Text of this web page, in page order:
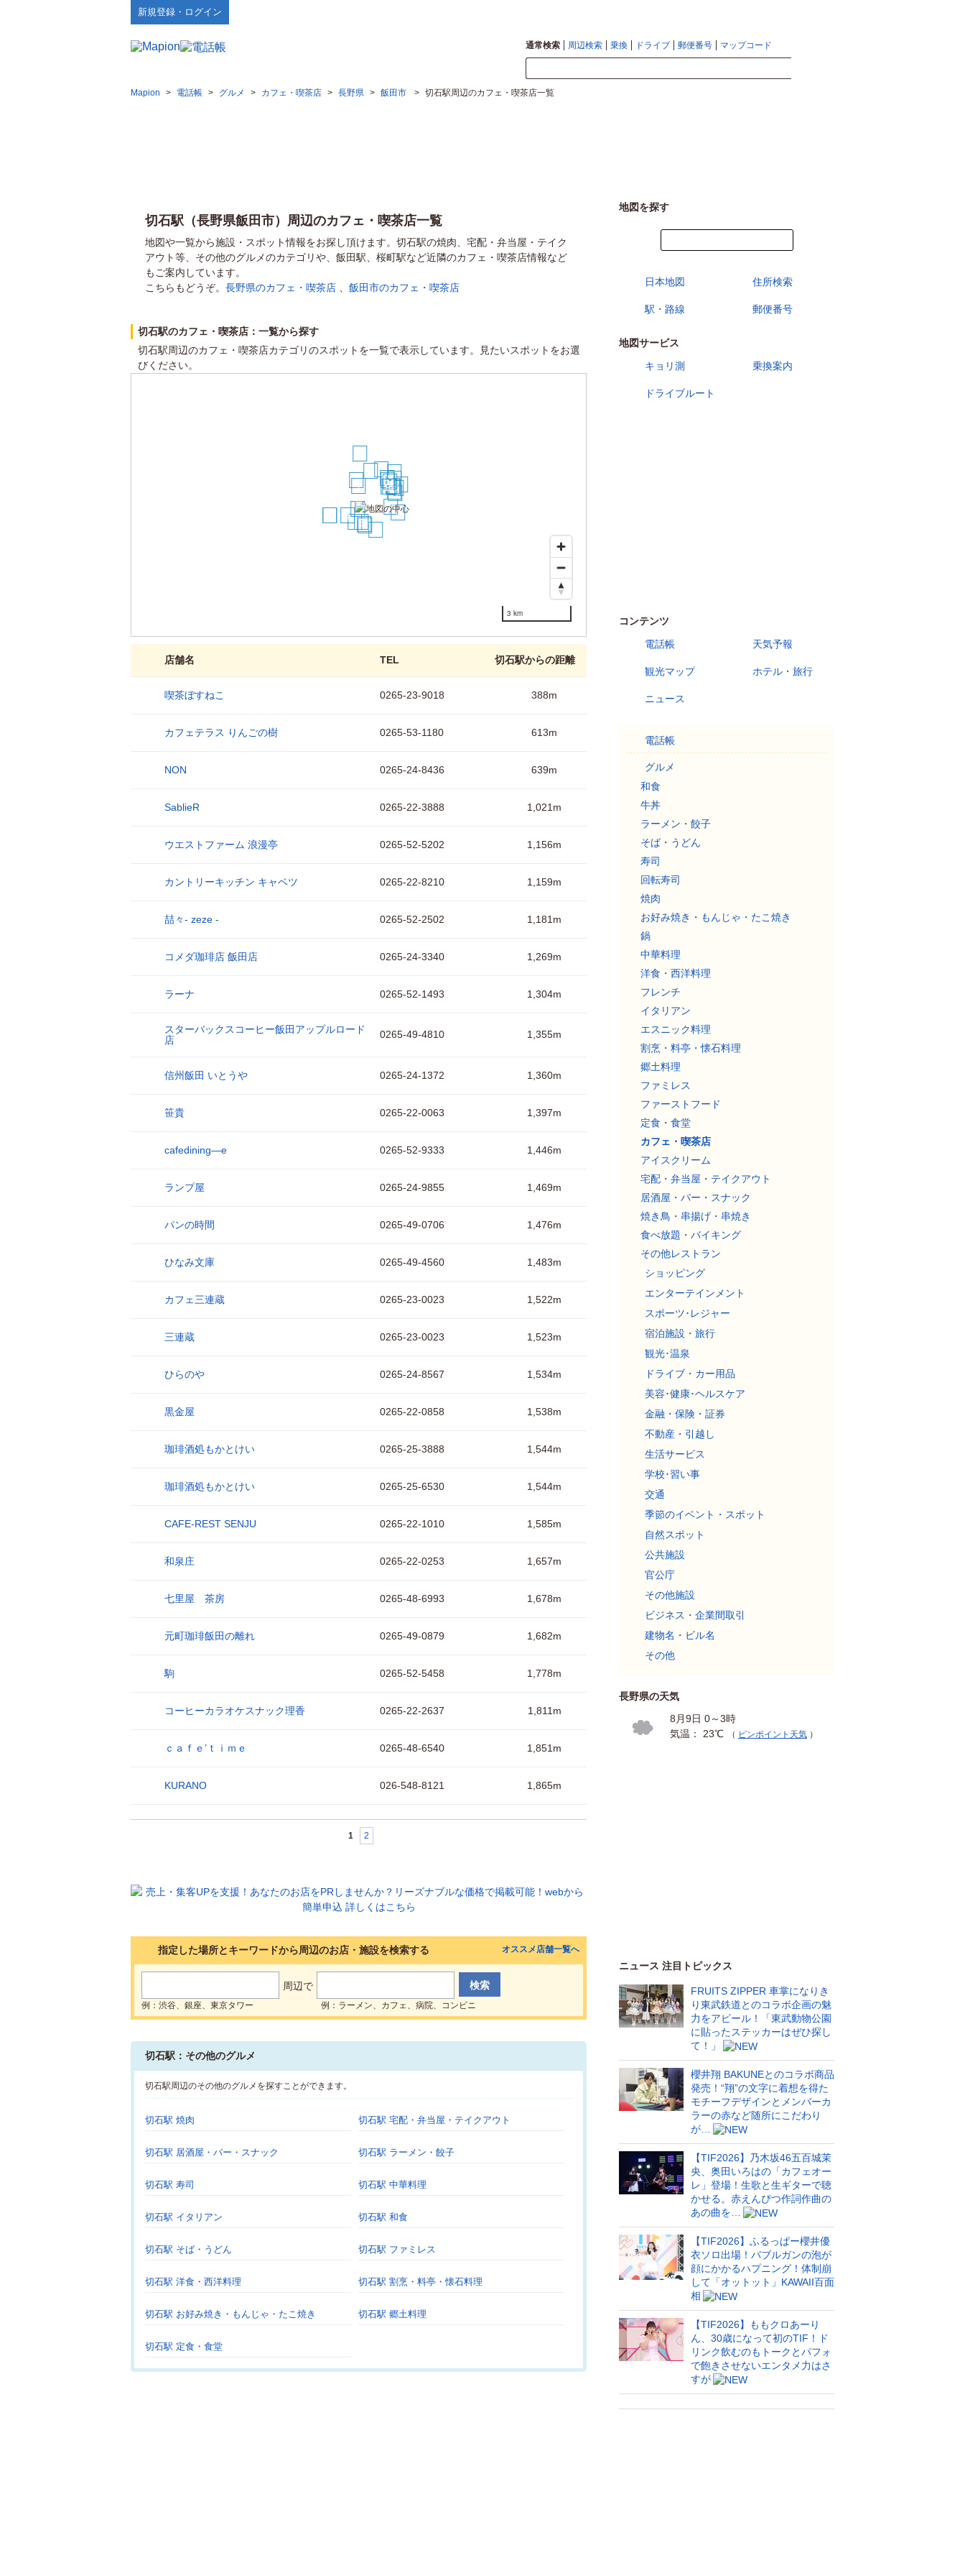
新規登録・ログイン
通常検索 周辺検索 乗換 ドライブ 郵便番号 マップコード
Mapion > 電話帳 > グルメ > カフェ・喫茶店 > 長野県 > 飯田市 > 切石駅周辺のカフェ・喫茶店一覧
切石駅（長野県飯田市）周辺のカフェ・喫茶店一覧
地図や一覧から施設・スポット情報をお探し頂けます。切石駅の焼肉、宅配・弁当屋・テイク
アウト等、その他のグルメのカテゴリや、飯田駅、桜町駅など近隣のカフェ・喫茶店情報など
もご案内しています。
こちらもどうぞ。 長野県のカフェ・喫茶店 飯田市のカフェ・喫茶店
切石駅のカフェ・喫茶店：一覧から探す
切石駅周辺のカフェ・喫茶店カテゴリのスポットを一覧で表示しています。見たいスポットをお選
びください。
1
2
3
4 6
7 8
9
10
11
12
13
14
15
16
17
18
19
20
23
24
25
26
28
29
30
3 km
店舗名 TEL 切石駅からの距離
喫茶ぼすねこ 0265-23-9018 388m
カフェテラス りんごの樹 0265-53-1180 613m
NON 0265-24-8436 639m
SablieR 0265-22-3888 1,021m
ウエストファーム 浪漫亭 0265-52-5202 1,156m
カントリーキッチン キャベツ 0265-22-8210 1,159m
喆々- zeze - 0265-52-2502 1,181m
コメダ珈琲店 飯田店 0265-24-3340 1,269m
ラーナ 0265-52-1493 1,304m
スターバックスコーヒー飯田アップルロード
店
0265-49-4810 1,355m
信州飯田 いとうや 0265-24-1372 1,360m
笹貴 0265-22-0063 1,397m
cafedining―e 0265-52-9333 1,446m
ランプ屋 0265-24-9855 1,469m
パンの時間 0265-49-0706 1,476m
ひなみ文庫 0265-49-4560 1,483m
カフェ三連蔵 0265-23-0023 1,522m
三連蔵 0265-23-0023 1,523m
ひらのや 0265-24-8567 1,534m
黒金屋 0265-22-0858 1,538m
珈琲酒処もかとけい 0265-25-3888 1,544m
珈琲酒処もかとけい 0265-25-6530 1,544m
CAFE-REST SENJU 0265-22-1010 1,585m
和泉庄 0265-22-0253 1,657m
七里屋 茶房 0265-48-6993 1,678m
元町珈琲飯田の離れ 0265-49-0879 1,682m
駒 0265-52-5458 1,778m
コーヒーカラオケスナック理香 0265-22-2637 1,811m
ｃａｆｅ’ｔｉｍｅ 0265-48-6540 1,851m
KURANO 026-548-8121 1,865m
1 2
指定した場所とキーワードから周辺のお店・施設を検索する
周辺で
例：渋谷、銀座、東京タワー 例：ラーメン、カフェ、病院、コンビニ
オススメ店舗一覧へ
切石駅：その他のグルメ
切石駅周辺のその他のグルメを探すことができます。
切石駅 焼肉 切石駅 宅配・弁当屋・テイクアウト
切石駅 居酒屋・バー・スナック 切石駅 ラーメン・餃子
切石駅 寿司 切石駅 中華料理
切石駅 イタリアン 切石駅 和食
切石駅 そば・うどん 切石駅 ファミレス
切石駅 洋食・西洋料理 切石駅 割烹・料亭・懐石料理
切石駅 お好み焼き・もんじゃ・たこ焼き 切石駅 郷土料理
切石駅 定食・食堂
地図を探す
日本地図 住所検索
駅・路線 郵便番号
地図サービス
キョリ測
乗換案内
ドライブルート
コンテンツ
電話帳
天気予報
観光マップ ホテル・旅行
ニュース
電話帳
グルメ
和食
牛丼
ラーメン・餃子
そば・うどん
寿司
回転寿司
焼肉
お好み焼き・もんじゃ・たこ焼き
鍋
中華料理
洋食・西洋料理
フレンチ
イタリアン
エスニック料理
割烹・料亭・懐石料理
郷土料理
ファミレス
ファーストフード
定食・食堂
カフェ・喫茶店
アイスクリーム
宅配・弁当屋・テイクアウト
居酒屋・バー・スナック
焼き鳥・串揚げ・串焼き
食べ放題・バイキング
その他レストラン
ショッピング
エンターテインメント
スポーツ･レジャー
宿泊施設・旅行
観光･温泉
ドライブ・カー用品
美容･健康･ヘルスケア
金融・保険・証券
不動産・引越し
生活サービス
学校･習い事
交通
季節のイベント・スポット
自然スポット
公共施設
官公庁
その他施設
ビジネス・企業間取引
建物名・ビル名
その他
長野県の天気
8月9日 0～3時
気温： 23℃
（ ピンポイント天気 ）
ニュース 注目トピックス
FRUITS ZIPPER 車掌になりき
り東武鉄道とのコラボ企画の魅
力をアピール！「東武動物公園
に貼ったステッカーはぜひ探し
て！」
櫻井翔 BAKUNEとのコラボ商品
発売！“翔”の文字に着想を得た
モチーフデザインとメンバーカ
ラーの赤など随所にこだわり
が…
【TIF2026】乃木坂46五百城茉
央、奥田いろはの「カフェオー
レ」登場！生歌と生ギターで聴
かせる。赤えんぴつ作詞作曲の
あの曲を…
【TIF2026】ふるっぱー櫻井優
衣ソロ出場！バブルガンの泡が
顔にかかるハプニング！体制崩
して「オットット」KAWAII百面
相
【TIF2026】ももクロあーり
ん、30歳になって初のTIF！ド
リンク飲むのもトークとパフォ
で飽きさせないエンタメ力はさ
すが